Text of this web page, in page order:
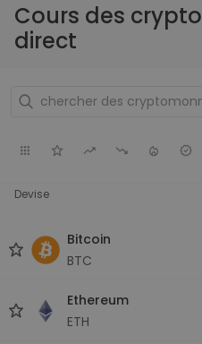
Cours des
direct
Devise
Bitcoin
BTC
Ethereum
ETH